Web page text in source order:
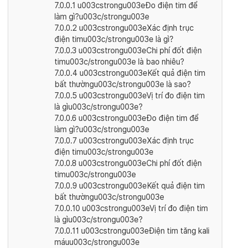
7.0.0.1 u003cstrongu003eĐo điện tim để
làm gì?u003c/strongu003e
7.0.0.2 u003cstrongu003eXác định trục
điện timu003c/strongu003e là gì?
7.0.0.3 u003cstrongu003eChi phí đốt điện
timu003c/strongu003e là bao nhiêu?
7.0.0.4 u003cstrongu003eKết quả điện tim
bất thườngu003c/strongu003e là sao?
7.0.0.5 u003cstrongu003eVị trí đo điện tim
là gìu003c/strongu003e?
7.0.0.6 u003cstrongu003eĐo điện tim để
làm gì?u003c/strongu003e
7.0.0.7 u003cstrongu003eXác định trục
điện timu003c/strongu003e
7.0.0.8 u003cstrongu003eChi phí đốt điện
timu003c/strongu003e
7.0.0.9 u003cstrongu003eKết quả điện tim
bất thườngu003c/strongu003e
7.0.0.10 u003cstrongu003eVị trí đo điện tim
là gìu003c/strongu003e?
7.0.0.11 u003cstrongu003eĐiện tim tăng kali
máuu003c/strongu003e